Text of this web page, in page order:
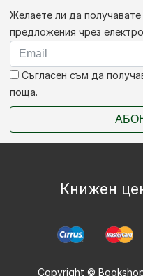
Желаете ли да
предложения чрез
Съгласен съм да
поща.
Книжен
Copyright ©